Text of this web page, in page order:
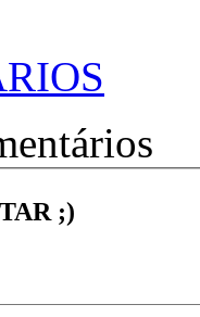
;)